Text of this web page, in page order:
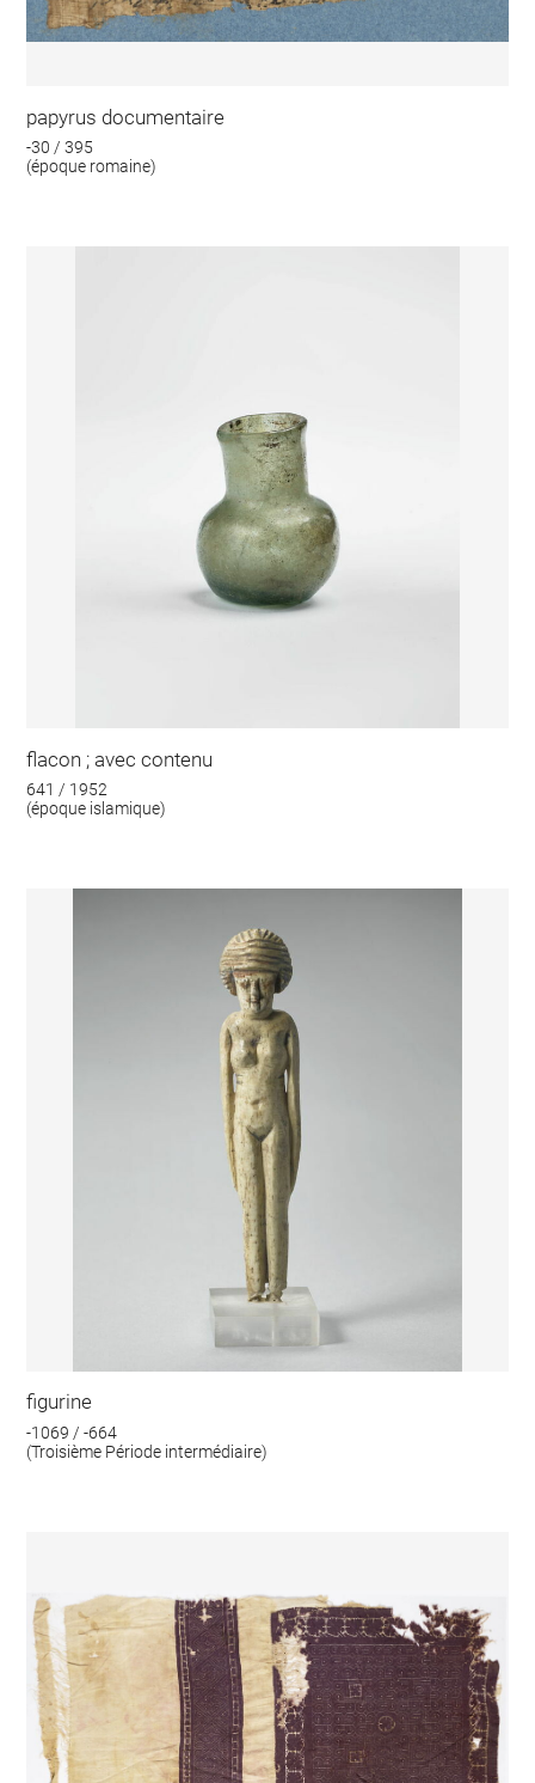
papyrus documentaire
-30 / 395
(époque romaine)
flacon ; avec contenu
641 / 1952
(époque islamique)
figurine
-1069 / -664
(Troisième Période intermédiaire)